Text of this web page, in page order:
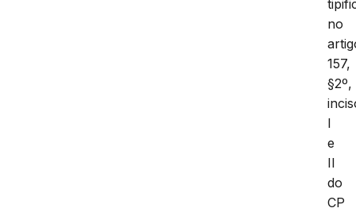
no
157,
§2º,
I
e
II
do
CP